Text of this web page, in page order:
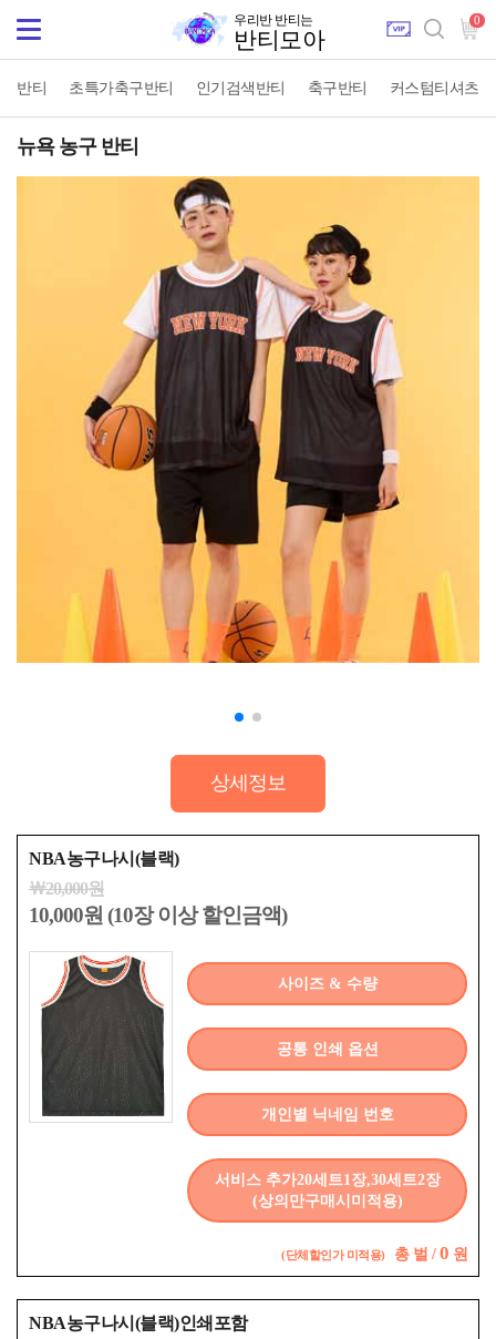
Toggle
navigation
0
우리반 반티는
반티모아
반티 초특가축구반티 인기검색반티 축구반티 커스텀티셔츠
뉴욕 농구 반티
상세정보
NBA농구나시(블랙)
￦20,000원
10,000원 (10장 이상 할인금액)
사이즈 & 수량
공통 인쇄 옵션
개인별 닉네임 번호
서비스 추가20세트1장,30세트2장
(상의만구매시미적용)
(단체할인가 미적용) 총 벌 / 0 원
NBA농구나시(블랙)인쇄포함